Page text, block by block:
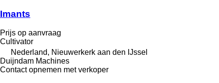
Imants
Prijs op aanvraag
Cultivator
Nederland, Nieuwerkerk aan den IJssel
Duijndam Machines
Contact opnemen met verkoper